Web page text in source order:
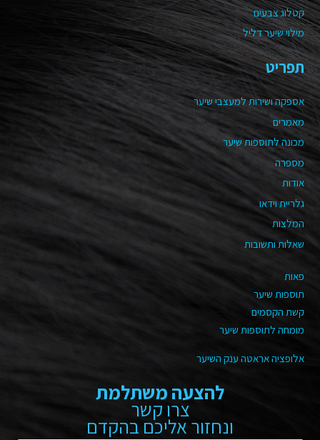
קטלוג צבעים
מילוי שיער דליל
תפריט
אספקה ושירות למעצבי שיער
מאמרים
מכונה לתוספות שיער
מספרה
אודות
גלריית וידאו
המלצות
שאלות ותשובות
פאות
תוספות שיער
קשת הקסמים
מומחה לתוספות שיער
אלופציה אראטה ענק השיער
להצעה משתלמת
צרו קשר
ונחזור אליכם בהקדם